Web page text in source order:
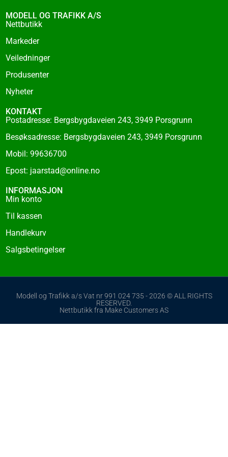
o
o
-
f
MODELL OG TRAFIKK A/S
Nettbutikk
Markeder
Veiledninger
Produsenter
Nyheter
KONTAKT
Postadresse: Bergsbygdaveien 243, 3949 Porsgrunn
Besøksadresse: Bergsbygdaveien 243, 3949 Porsgrunn
Mobil: 99636700
Epost: jaarstad@online.no
INFORMASJON
Min konto
Til kassen
Handlekurv
Salgsbetingelser
Modell og Trafikk a/s Vat nr 991 024 735 - 2026 © ALL RIGHTS
RESERVED.
Nettbutikk fra Make Customers AS